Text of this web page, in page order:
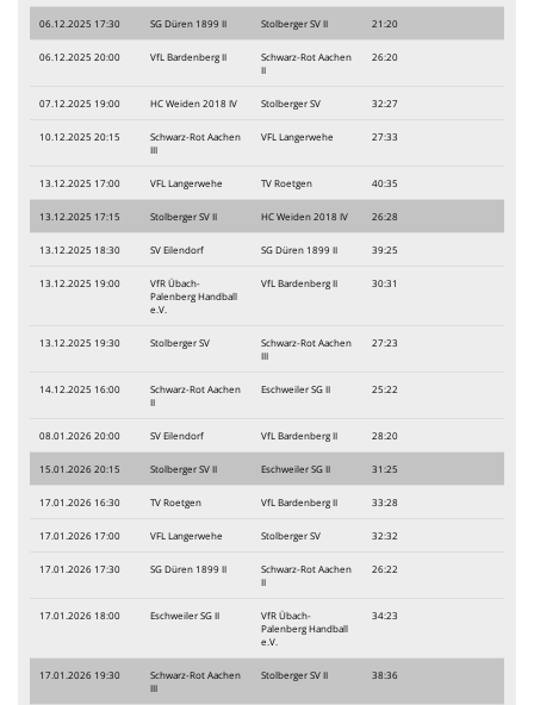
06.12.2025 17:30 SG Düren 1899 II Stolberger SV II 21:20
06.12.2025 20:00 VfL Bardenberg II
Schwarz-Rot Aachen
II
26:20
07.12.2025 19:00 HC Weiden 2018 IV Stolberger SV 32:27
10.12.2025 20:15
Schwarz-Rot Aachen
III
VFL Langerwehe 27:33
13.12.2025 17:00 VFL Langerwehe TV Roetgen 40:35
13.12.2025 17:15 Stolberger SV II HC Weiden 2018 IV 26:28
13.12.2025 18:30 SV Eilendorf SG Düren 1899 II 39:25
13.12.2025 19:00
VfR Übach-
Palenberg Handball
e.V.
VfL Bardenberg II 30:31
13.12.2025 19:30 Stolberger SV
Schwarz-Rot Aachen
III
27:23
14.12.2025 16:00
Schwarz-Rot Aachen
II
Eschweiler SG II 25:22
08.01.2026 20:00 SV Eilendorf VfL Bardenberg II 28:20
15.01.2026 20:15 Stolberger SV II Eschweiler SG II 31:25
17.01.2026 16:30 TV Roetgen VfL Bardenberg II 33:28
17.01.2026 17:00 VFL Langerwehe Stolberger SV 32:32
17.01.2026 17:30 SG Düren 1899 II
Schwarz-Rot Aachen
II
26:22
17.01.2026 18:00 Eschweiler SG II
VfR Übach-
Palenberg Handball
e.V.
34:23
17.01.2026 19:30
Schwarz-Rot Aachen
III
Stolberger SV II 38:36